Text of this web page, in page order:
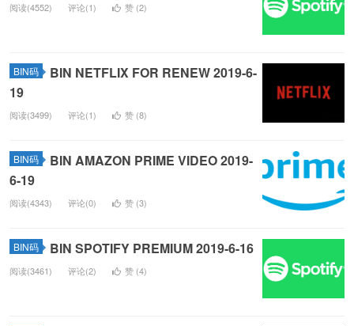
阅读(4552) 评论(1) 赞 (2)
BIN码
BIN NETFLIX FOR RENEW 2019-6-
19
阅读(3499) 评论(1) 赞 (8)
BIN码
BIN AMAZON PRIME VIDEO 2019-
6-19
阅读(4343) 评论(0) 赞 (3)
BIN码 BIN SPOTIFY PREMIUM 2019-6-16
阅读(3461) 评论(2) 赞 (4)